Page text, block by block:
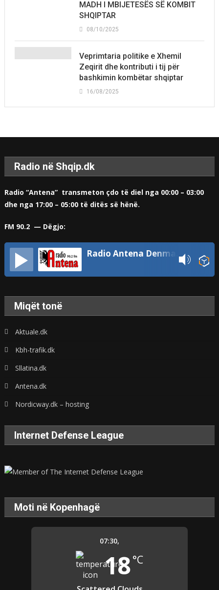
MADH I MBIJETESËS SË KOMBIT
SHQIPTAR
08/10/2025
Veprimtaria politike e Xhemil
Zeqirit dhe kontributi i tij për
bashkimin kombëtar shqiptar
16/08/2025
Radio në Shqip.dk
Radio “Antena” transmeton çdo të diel nga 00:00 – 03:00
dhe nga 17:00 – 05:00 të ditës së hënë.
FM 90.2 — Dëgjo:
Radio Antena Denmark
Miqët tonë
Aktuale.dk
Kbh-trafik.dk
Sllatina.dk
Antena.dk
Nordicway.dk – hosting
Internet Defense League
Moti në Kopenhagë
07:30,
18°C